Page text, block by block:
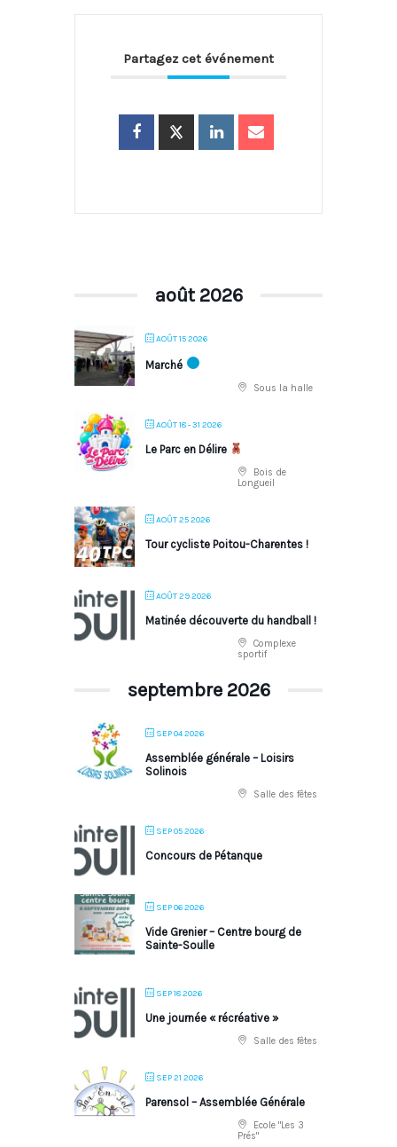
Partagez cet événement
août 2026
AOÛT 15 2026
Marché
Sous la halle
AOÛT 18 - 31 2026
Le Parc en Délire
Bois de
Longueil
AOÛT 25 2026
Tour cycliste Poitou-Charentes !
AOÛT 29 2026
Matinée découverte du handball !
Complexe
sportif
septembre 2026
SEP 04 2026
Assemblée générale – Loisirs
Solinois
Salle des fêtes
SEP 05 2026
Concours de Pétanque
SEP 06 2026
Vide Grenier – Centre bourg de
Sainte-Soulle
SEP 18 2026
Une journée « récréative »
Salle des fêtes
SEP 21 2026
Parensol – Assemblée Générale
Ecole "Les 3
Prés"